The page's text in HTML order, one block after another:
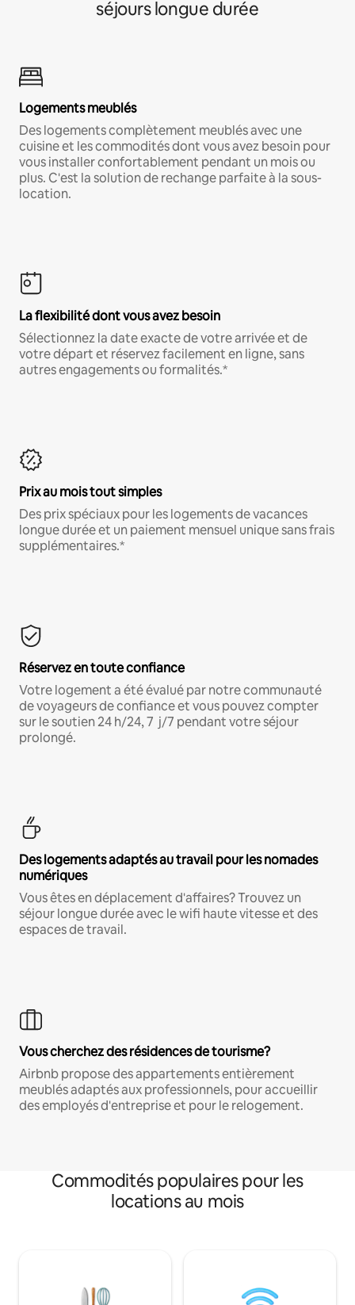
séjours longue durée
Logements meublés
Des logements complètement meublés avec une
cuisine et les commodités dont vous avez besoin pour
vous installer confortablement pendant un mois ou
plus. C'est la solution de rechange parfaite à la sous-
location.
La flexibilité dont vous avez besoin
Sélectionnez la date exacte de votre arrivée et de
votre départ et réservez facilement en ligne, sans
autres engagements ou formalités.*
Prix au mois tout simples
Des prix spéciaux pour les logements de vacances
longue durée et un paiement mensuel unique sans frais
supplémentaires.*
Réservez en toute confiance
Votre logement a été évalué par notre communauté
de voyageurs de confiance et vous pouvez compter
sur le soutien 24 h/24, 7 j/7 pendant votre séjour
prolongé.
Des logements adaptés au travail pour les nomades
numériques
Vous êtes en déplacement d'affaires? Trouvez un
séjour longue durée avec le wifi haute vitesse et des
espaces de travail.
Vous cherchez des résidences de tourisme?
Airbnb propose des appartements entièrement
meublés adaptés aux professionnels, pour accueillir
des employés d'entreprise et pour le relogement.
Commodités populaires pour les
locations au mois